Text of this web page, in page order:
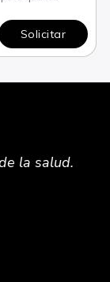
Solicitar
la salud.